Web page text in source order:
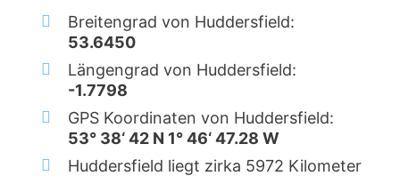
Breitengrad von Huddersfield:
53.6450
Längengrad von Huddersfield:
-1.7798
GPS Koordinaten von Huddersfield:
53° 38‘ 42 N 1° 46‘ 47.28 W
Huddersfield liegt zirka 5972 Kilometer